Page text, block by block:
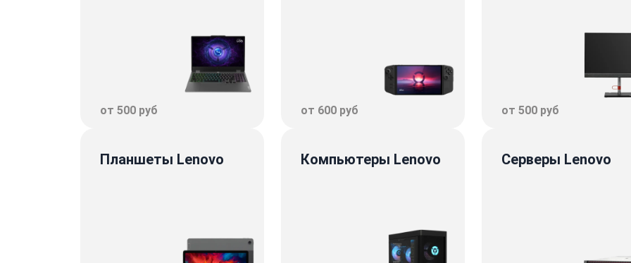
от 500 руб от 600 руб от 500 руб
Планшеты Lenovo Компьютеры Lenovo Серверы Lenovo